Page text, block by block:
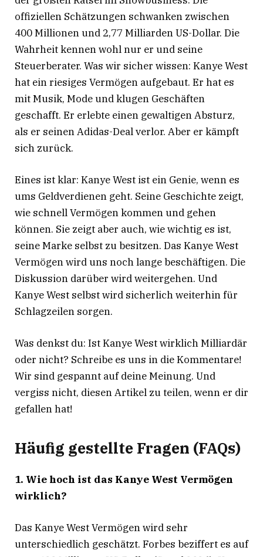
offiziellen Schätzungen schwanken zwischen
400 Millionen und 2,77 Milliarden US-Dollar. Die
Wahrheit kennen wohl nur er und seine
Steuerberater. Was wir sicher wissen: Kanye West
hat ein riesiges Vermögen aufgebaut. Er hat es
mit Musik, Mode und klugen Geschäften
geschafft. Er erlebte einen gewaltigen Absturz,
als er seinen Adidas-Deal verlor. Aber er kämpft
sich zurück.
Eines ist klar: Kanye West ist ein Genie, wenn es
ums Geldverdienen geht. Seine Geschichte zeigt,
wie schnell Vermögen kommen und gehen
können. Sie zeigt aber auch, wie wichtig es ist,
seine Marke selbst zu besitzen. Das Kanye West
Vermögen wird uns noch lange beschäftigen. Die
Diskussion darüber wird weitergehen. Und
Kanye West selbst wird sicherlich weiterhin für
Schlagzeilen sorgen.
Was denkst du: Ist Kanye West wirklich Milliardär
oder nicht? Schreibe es uns in die Kommentare!
Wir sind gespannt auf deine Meinung. Und
vergiss nicht, diesen Artikel zu teilen, wenn er dir
gefallen hat!
Häufig gestellte Fragen (FAQs)
1. Wie hoch ist das Kanye West Vermögen
wirklich?
Das Kanye West Vermögen wird sehr
unterschiedlich geschätzt. Forbes beziffert es auf